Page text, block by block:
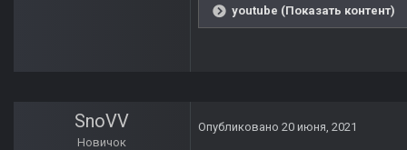
youtube (Показать контент)
SnoVV
Новичок
Опубликовано 20 июня, 2021